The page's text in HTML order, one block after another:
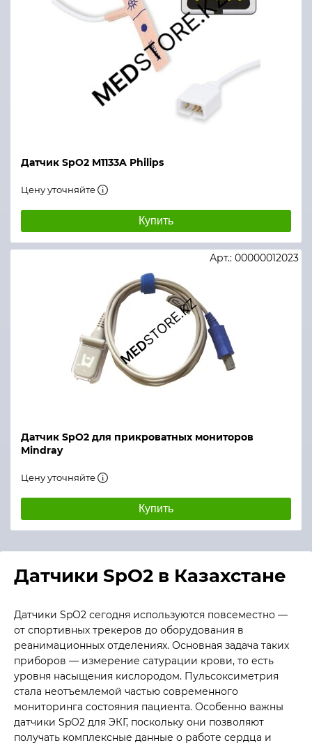
Датчик SpO2 M1133A Philips
Цену уточняйте
Купить
Датчик SpO2 для прикроватных мониторов
Mindray
Арт.: 00000012023
Цену уточняйте
Купить
Датчики SpO2 в Казахстане
Датчики SpO2 сегодня используются повсеместно —
от спортивных трекеров до оборудования в
реанимационных отделениях. Основная задача таких
приборов — измерение сатурации крови, то есть
уровня насыщения кислородом. Пульсоксиметрия
стала неотъемлемой частью современного
мониторинга состояния пациента. Особенно важны
датчики SpO2 для ЭКГ, поскольку они позволяют
получать комплексные данные о работе сердца и